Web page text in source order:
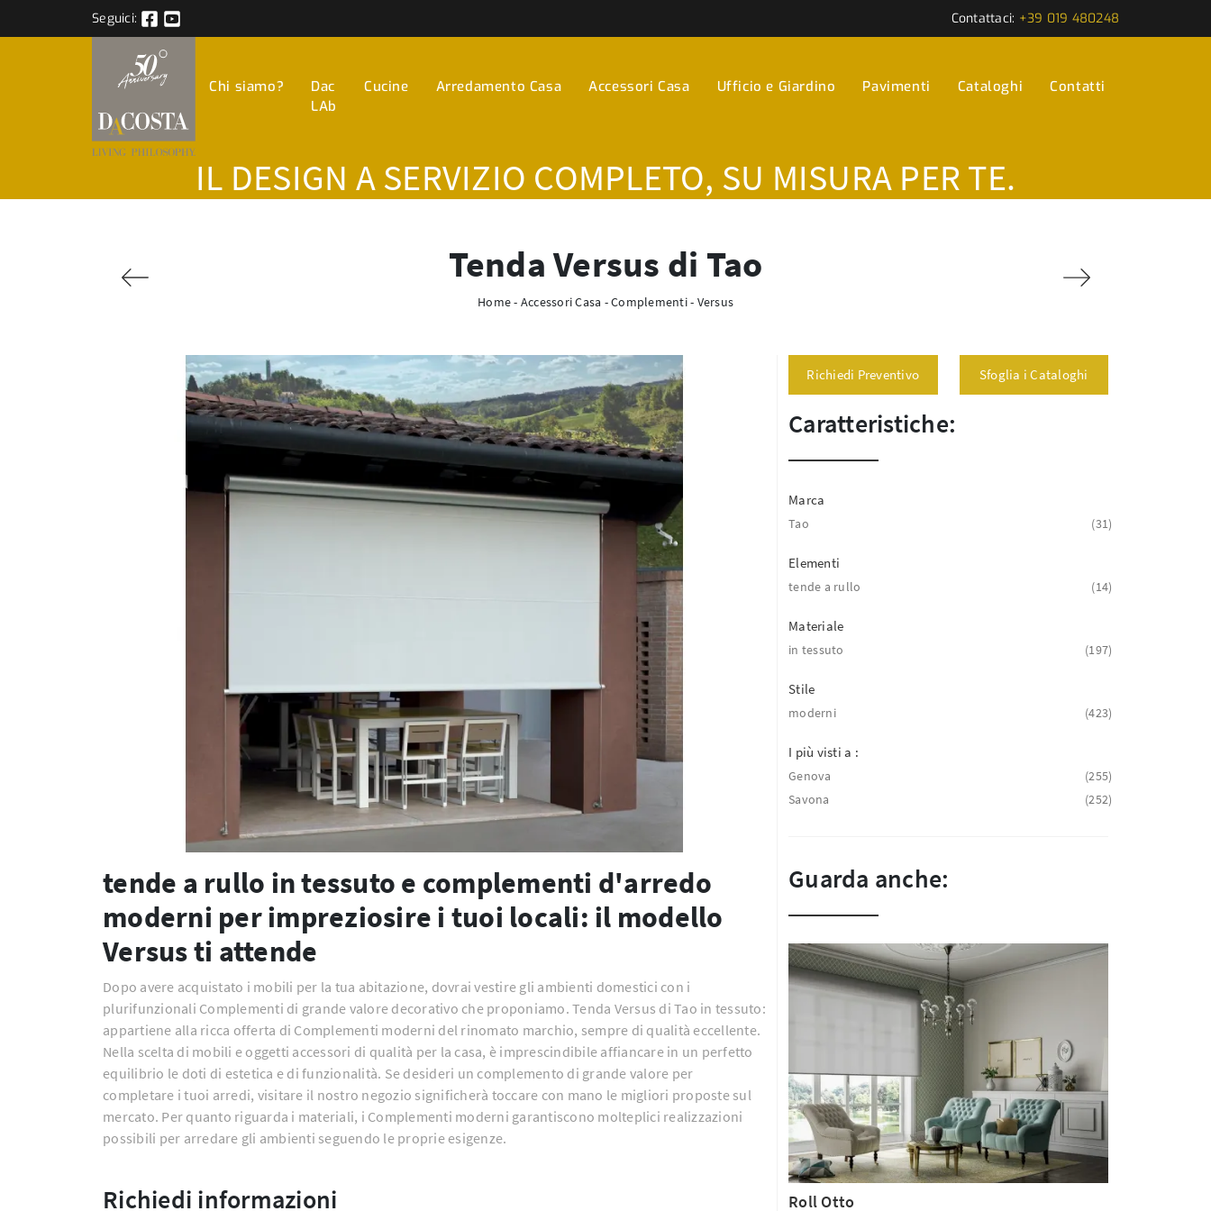
Seguici: Contattaci: +39 019 480248
Chi siamo?
Dac
LAb
Cucine Arredamento Casa Accessori Casa Ufficio e Giardino Pavimenti Cataloghi Contatti
IL DESIGN A SERVIZIO COMPLETO, SU MISURA PER TE.
Tenda Versus di Tao
Home- Accessori Casa -Complementi- Versus
tende a rullo in tessuto e complementi d'arredo
moderni per impreziosire i tuoi locali: il modello
Versus ti attende
Dopo avere acquistato i mobili per la tua abitazione, dovrai vestire gli ambienti domestici con i
plurifunzionali Complementi di grande valore decorativo che proponiamo. Tenda Versus di Tao in tessuto:
appartiene alla ricca offerta di Complementi moderni del rinomato marchio, sempre di qualità eccellente.
Nella scelta di mobili e oggetti accessori di qualità per la casa, è imprescindibile affiancare in un perfetto
equilibrio le doti di estetica e di funzionalità. Se desideri un complemento di grande valore per
completare i tuoi arredi, visitare il nostro negozio significherà toccare con mano le migliori proposte sul
mercato. Per quanto riguarda i materiali, i Complementi moderni garantiscono molteplici realizzazioni
possibili per arredare gli ambienti seguendo le proprie esigenze.
Richiedi informazioni
Richiedi Preventivo Sfoglia i Cataloghi
Caratteristiche:
Marca
Tao 31
Elementi
tende a rullo 14
Materiale
in tessuto 197
Stile
moderni 423
I più visti a :
Genova
255
Savona
252
Guarda anche:
Roll Otto